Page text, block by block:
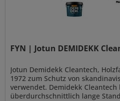
FYN | Jotun DEMIDEKK
Jotun Demidekk Cleantech,
1972 zum Schutz von
verwendet. Demidekk Cleantech
überdurchschnittlich lange